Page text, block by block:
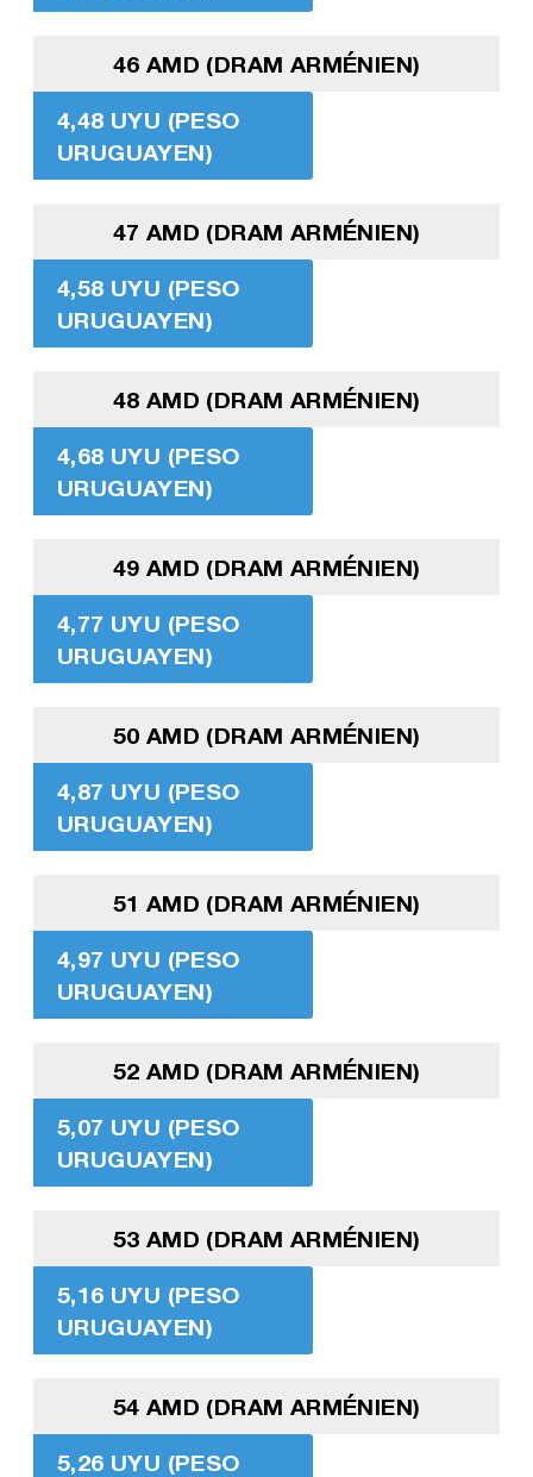
46 AMD (DRAM ARMÉNIEN)
4,48 UYU (PESO
URUGUAYEN)
47 AMD (DRAM ARMÉNIEN)
4,58 UYU (PESO
URUGUAYEN)
48 AMD (DRAM ARMÉNIEN)
4,68 UYU (PESO
URUGUAYEN)
49 AMD (DRAM ARMÉNIEN)
4,77 UYU (PESO
URUGUAYEN)
50 AMD (DRAM ARMÉNIEN)
4,87 UYU (PESO
URUGUAYEN)
51 AMD (DRAM ARMÉNIEN)
4,97 UYU (PESO
URUGUAYEN)
52 AMD (DRAM ARMÉNIEN)
5,07 UYU (PESO
URUGUAYEN)
53 AMD (DRAM ARMÉNIEN)
5,16 UYU (PESO
URUGUAYEN)
54 AMD (DRAM ARMÉNIEN)
5,26 UYU (PESO